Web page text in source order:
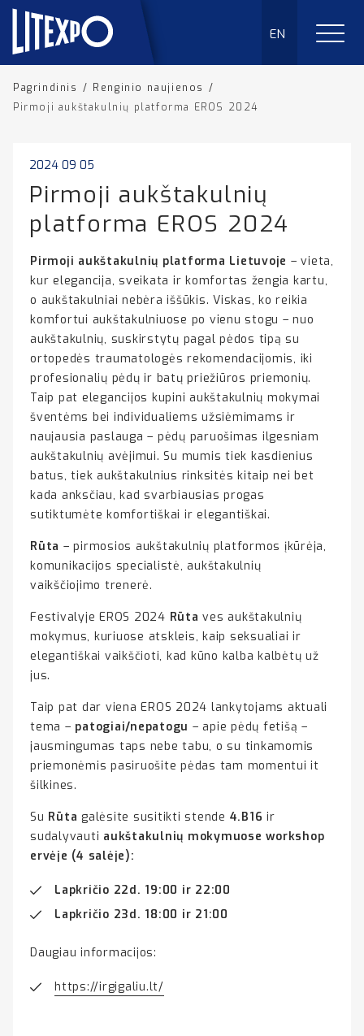
EN
Pagrindinis / Renginio naujienos /
Pirmoji aukštakulnių platforma EROS 2024
2024 09 05
Pirmoji aukštakulnių
platforma EROS 2024
Pirmoji aukštakulnių platforma Lietuvoje – vieta,
kur elegancija, sveikata ir komfortas žengia kartu,
o aukštakulniai nebėra iššūkis. Viskas, ko reikia
komfortui aukštakulniuose po vienu stogu – nuo
aukštakulnių, suskirstytų pagal pėdos tipą su
ortopedės traumatologės rekomendacijomis, iki
profesionalių pėdų ir batų priežiūros priemonių.
Taip pat elegancijos kupini aukštakulnių mokymai
šventėms bei individualiems užsiėmimams ir
naujausia paslauga – pėdų paruošimas ilgesniam
aukštakulnių avėjimui. Su mumis tiek kasdienius
batus, tiek aukštakulnius rinksitės kitaip nei bet
kada anksčiau, kad svarbiausias progas
sutiktumėte komfortiškai ir elegantiškai.
Rūta – pirmosios aukštakulnių platformos įkūrėja,
komunikacijos specialistė, aukštakulnių
vaikščiojimo trenerė.
Festivalyje EROS 2024 Rūta ves aukštakulnių
mokymus, kuriuose atskleis, kaip seksualiai ir
elegantiškai vaikščioti, kad kūno kalba kalbėtų už
jus.
Taip pat dar viena EROS 2024 lankytojams aktuali
tema – patogiai/nepatogu – apie pėdų fetišą –
jausmingumas taps nebe tabu, o su tinkamomis
priemonėmis pasiruošite pėdas tam momentui it
šilkines.
Su Rūta galėsite susitikti stende 4.B16 ir
sudalyvauti aukštakulnių mokymuose workshop
ervėje (4 salėje):
Lapkričio 22d. 19:00 ir 22:00
Lapkričio 23d. 18:00 ir 21:00
Daugiau informacijos:
https://irgigaliu.lt/